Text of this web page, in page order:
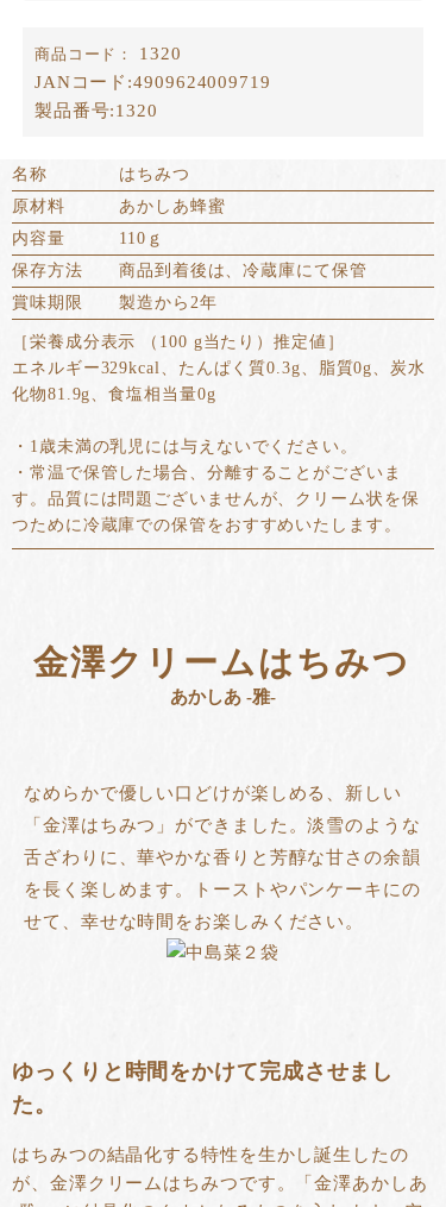
商品コード：
1320
JANコード:4909624009719
製品番号:1320
名称
はちみつ
原材料
あかしあ蜂蜜
内容量
110ｇ
保存方法
商品到着後は、冷蔵庫にて保管
賞味期限
製造から2年
［栄養成分表示 （100 g当たり）推定値］
エネルギー329kcal、たんぱく質0.3g、脂質0g、炭水
化物81.9g、食塩相当量0g
・1歳未満の乳児には与えないでください。
・常温で保管した場合、分離することがございま
す。品質には問題ございませんが、クリーム状を保
つために冷蔵庫での保管をおすすめいたします。
金澤クリームはちみつ
あかしあ -雅-
なめらかで優しい口どけが楽しめる、新しい
「金澤はちみつ」ができました。淡雪のような
舌ざわりに、華やかな香りと芳醇な甘さの余韻
を長く楽しめます。トーストやパンケーキにの
せて、幸せな時間をお楽しみください。
ゆっくりと時間をかけて完成させまし
た。
はちみつの結晶化する特性を生かし誕生したの
が、金澤クリームはちみつです。「金澤あかしあ